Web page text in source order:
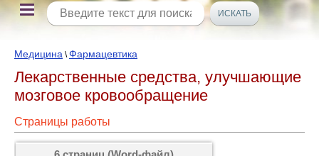
Медицина \Фармацевтика
Лекарственные средства, улучшающие
мозговое кровообращение
Страницы работы